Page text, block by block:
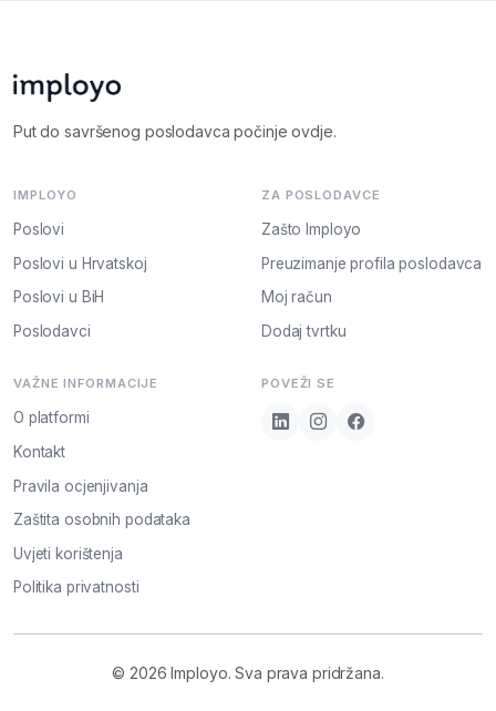
Put do savršenog poslodavca počinje ovdje.
IMPLOYO
Poslovi
Poslovi u Hrvatskoj
Poslovi u BiH
Poslodavci
ZA POSLODAVCE
Zašto Imployo
Preuzimanje profila poslodavca
Moj račun
Dodaj tvrtku
VAŽNE INFORMACIJE
O platformi
Kontakt
Pravila ocjenjivanja
Zaštita osobnih podataka
Uvjeti korištenja
Politika privatnosti
POVEŽI SE
© 2026 Imployo. Sva prava pridržana.